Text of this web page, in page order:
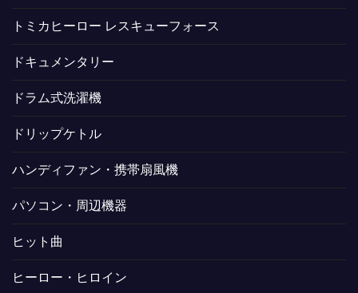
トミカヒーロー レスキューフォース
ドキュメンタリー
ドラム式洗濯機
ドリップケトル
ハンディファン・携帯扇風機
パソコン・周辺機器
ヒット曲
ヒーロー・ヒロイン